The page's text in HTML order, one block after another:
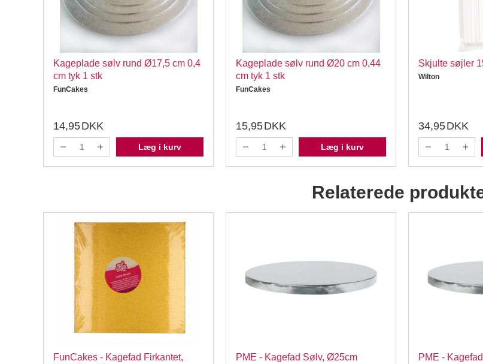
Kageplade sølv rund Ø17,5 cm 0,4
cm tyk 1 stk
FunCakes
14,95DKK
Læg i kurv
Kageplade sølv rund Ø20 cm 0,44
cm tyk 1 stk
FunCakes
15,95DKK
Læg i kurv
Skjulte søjler
Wilton
34,95DKK
Relaterede
FunCakes - Kagefad Firkantet,
PME - Kagefad Sølv, Ø25cm PME -